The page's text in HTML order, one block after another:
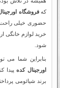
کهفروشگاه
حضوری خیلی راحت
خرید لوازم خانگی
شود.
بنابراین شما می
اورجینال کدهپیدا
برند شیائومی